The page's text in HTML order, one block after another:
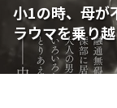
小1の時、母が
ラウマを乗り